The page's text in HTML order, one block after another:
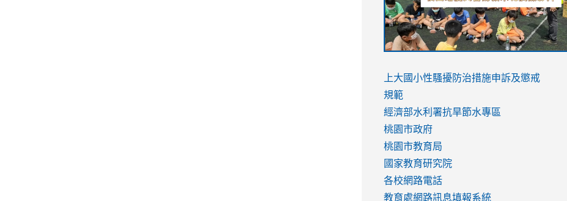
to
https://www.youtube.com/watch?
v=hC_gdZndU9s
to
https://www.youtube.com/watch?
v=hC_gdZndU9s
link
to
https://www.youtube.com/watch?
v=mfpNykQ0g4M
上大國小性騷擾防治措施申訴及懲戒
規範
經濟部水利署抗旱節水專區
桃園市政府
桃園市教育局
國家教育研究院
各校網路電話
教育處網路訊息填報系統